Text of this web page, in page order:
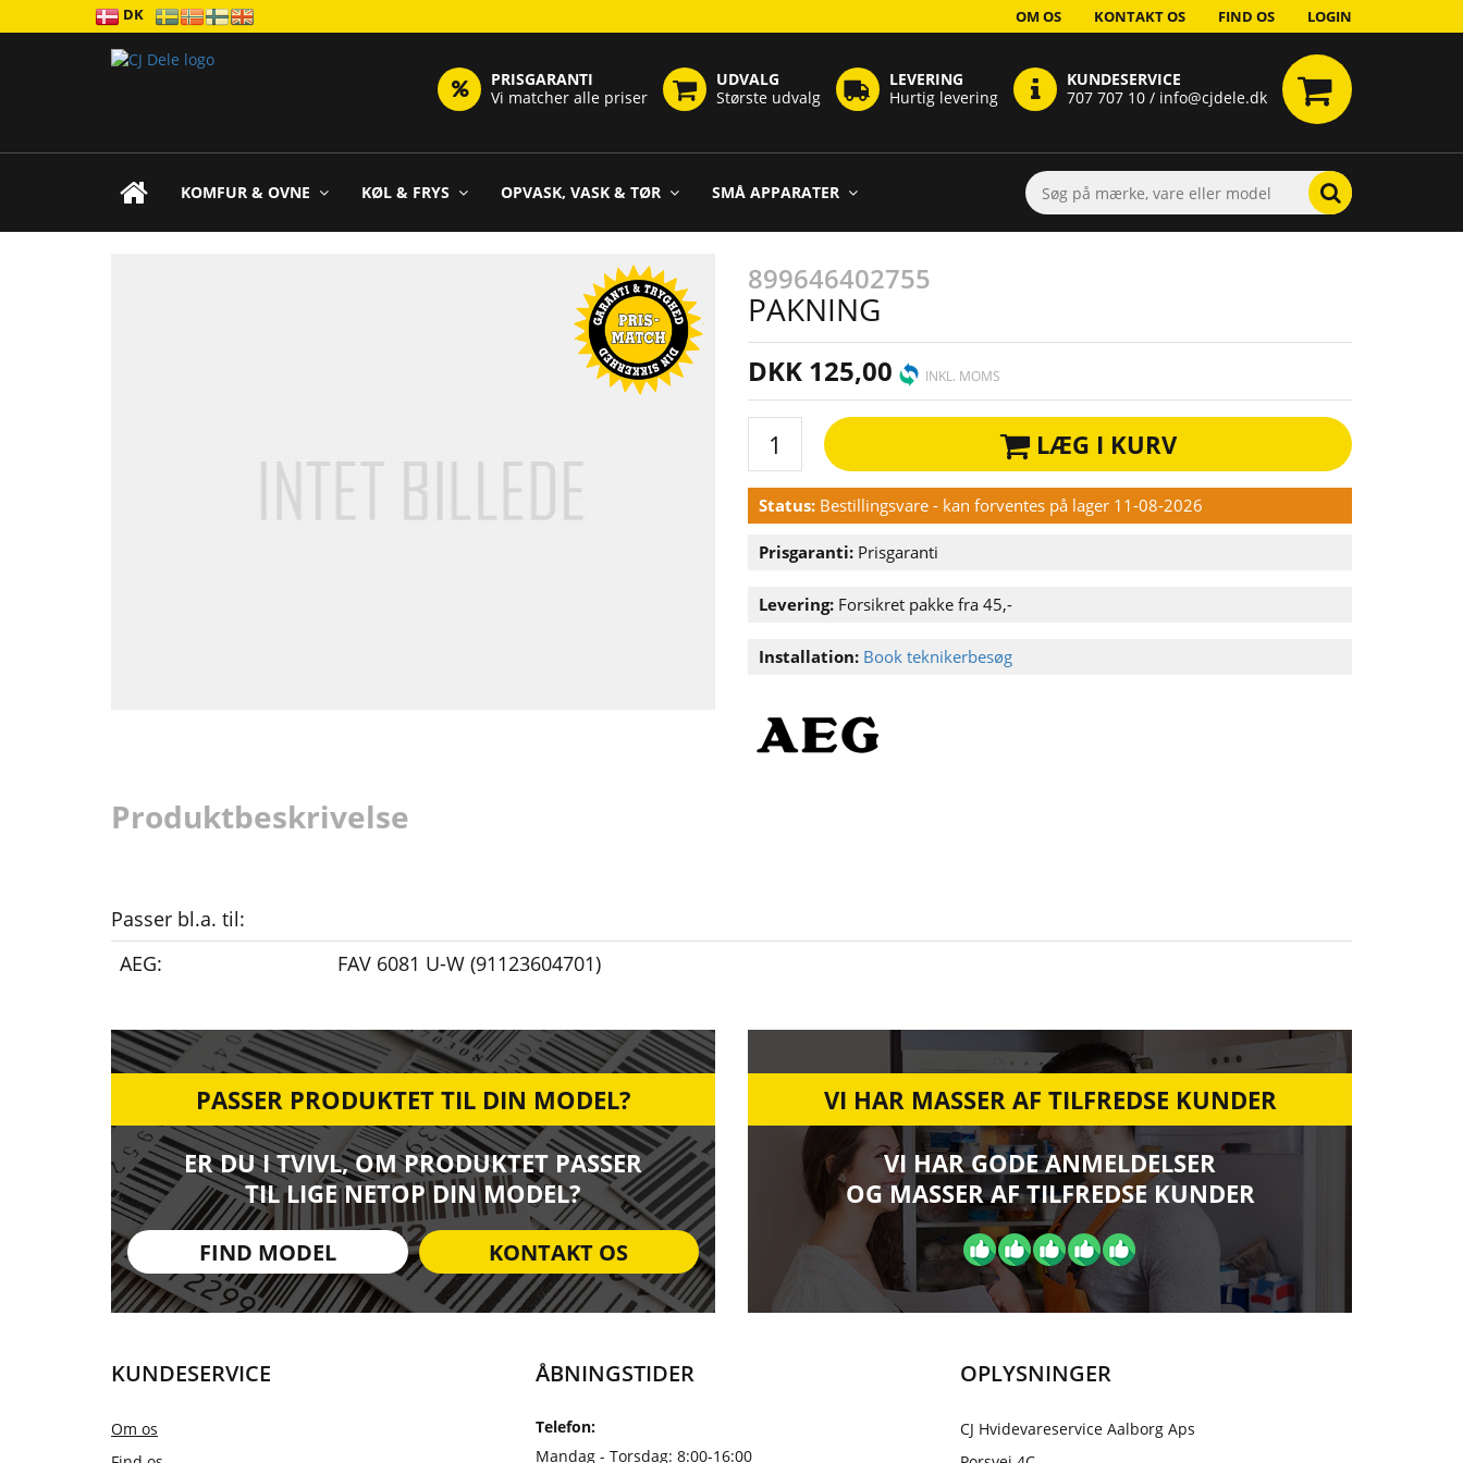
DK OM OS KONTAKT OS FIND OS LOGIN
PRISGARANTI
Vi matcher alle priser
UDVALG
Største udvalg
LEVERING
Hurtig levering
KUNDESERVICE
707 707 10 / info@cjdele.dk
KOMFUR & OVNE KØL & FRYS OPVASK, VASK & TØR SMÅ APPARATER
899646402755
PAKNING
DKK 125,00 INKL. MOMS
LÆG I KURV
Status: Bestillingsvare - kan forventes på lager 11-08-2026
Prisgaranti: Prisgaranti
Levering: Forsikret pakke fra 45,-
Installation: Book teknikerbesøg
Produktbeskrivelse
Passer bl.a. til:
AEG:
FAV 6081 U-W (91123604701)
PASSER PRODUKTET TIL DIN MODEL?
ER DU I TVIVL, OM PRODUKTET PASSER
TIL LIGE NETOP DIN MODEL?
FIND MODEL KONTAKT OS
VI HAR MASSER AF TILFREDSE KUNDER
VI HAR GODE ANMELDELSER
OG MASSER AF TILFREDSE KUNDER
KUNDESERVICE
Om os
ÅBNINGSTIDER
Telefon:
Mandag - Torsdag: 8:00-16:00
OPLYSNINGER
CJ Hvidevareservice Aalborg Aps